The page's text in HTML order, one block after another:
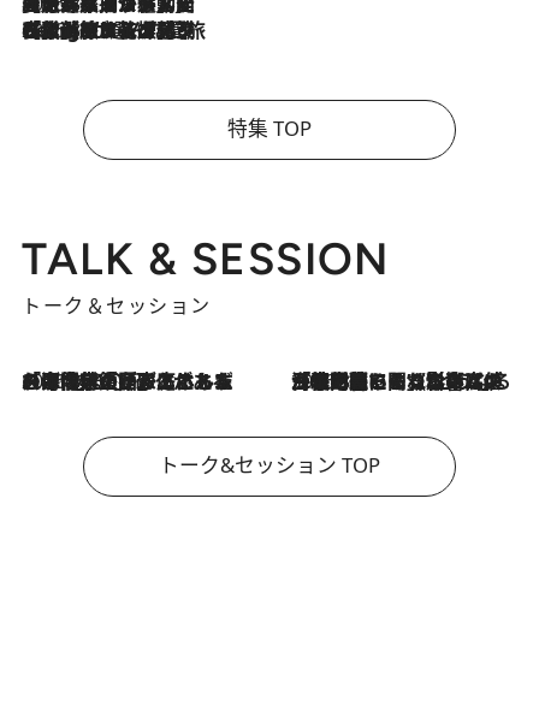
2026.8.4
【厳選旅コスメ】「紫外線＆乾燥対策しながらメイク感も！」ヘア＆メイクGeorgeが選んだ夏旅ベストコスメを発表！【Mサイズジップ】
特集 TOP
TALK & SESSION
トーク＆セッション
2026.8.3
「今後値上げがあるとすれば…」「リスクがあるのは今年の冬」エネルギー専門家が語る、ホルムズ海峡封鎖が家庭にもたらす“ある心配” 2026.8.3
「住宅建てられない…」「サーチャージ料の高値が続いている」ホルムズ海峡封鎖による影響はいつまで続く？《エネルギー専門家に聞く“どうなる日本の暮らし”》
トーク&セッション TOP